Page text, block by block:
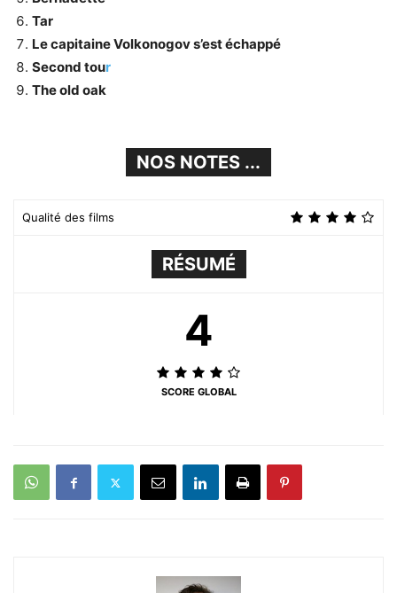
Tar
Le capitaine Volkonogov s’est échappé
Second tour
The old oak
NOS NOTES ...
Qualité des films
RÉSUMÉ
4
SCORE GLOBAL